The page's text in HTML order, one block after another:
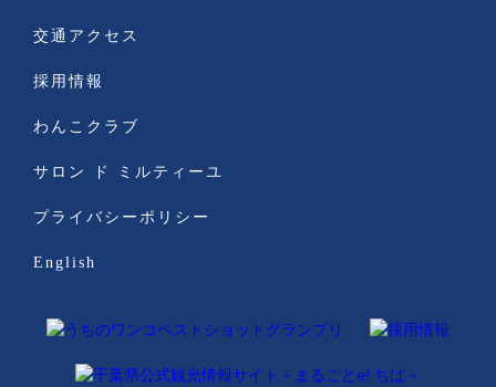
交通アクセス
採用情報
わんこクラブ
サロン ド ミルティーユ
プライバシーポリシー
English